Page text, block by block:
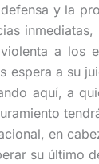
y la
a los
espera a su
aquí, a
en
su último